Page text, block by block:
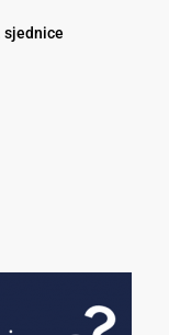
sjednice